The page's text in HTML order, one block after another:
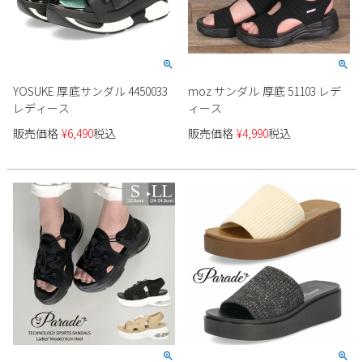
YOSUKE 厚底サンダル 4450033
レディース
販売価格 ¥6,490税込
moz サンダル 厚底 51103 レデ
ィース
販売価格 ¥4,990税込